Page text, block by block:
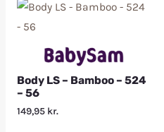
Body LS – Bamboo – 524
– 56
149,95 kr.